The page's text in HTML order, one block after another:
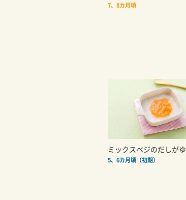
7、8カ月頃
ミックスベジのだしがゆ
5、6カ月頃（初期）